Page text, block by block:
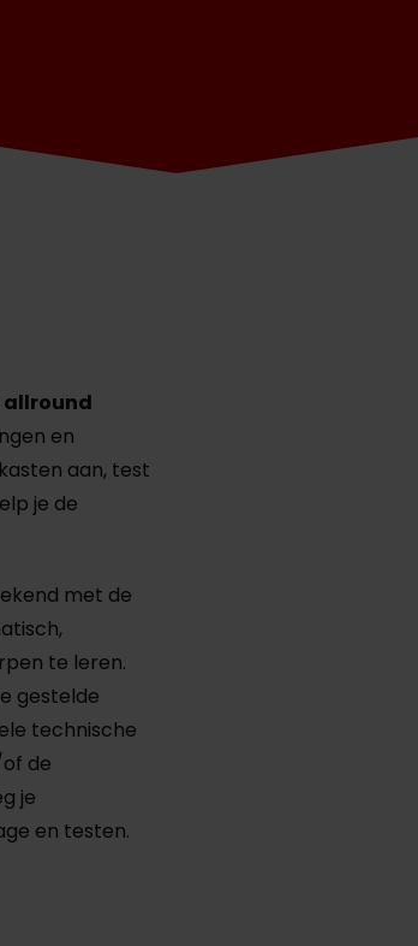
allround
en
aan, test
je de
met de
te leren.
gestelde
technische
de
je
en testen.